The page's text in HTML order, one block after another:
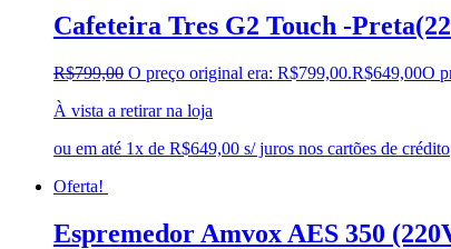
Cafeteira Tres G2 Touch -
R$799,00 O preço original era: R$799,00.R$649,00O
À vista a retirar na loja
ou em até 1x de R$649,00 s/ juros nos cartões de crédito
Oferta!
Espremedor Amvox AES 350